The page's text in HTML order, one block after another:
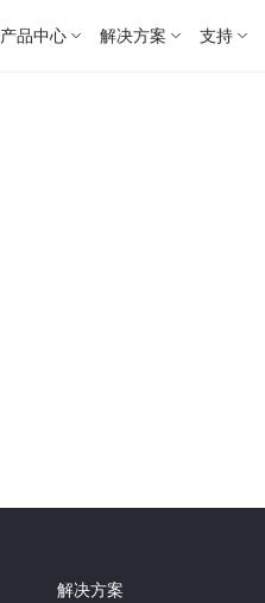
产品中心 解决方案 支持
解决方案